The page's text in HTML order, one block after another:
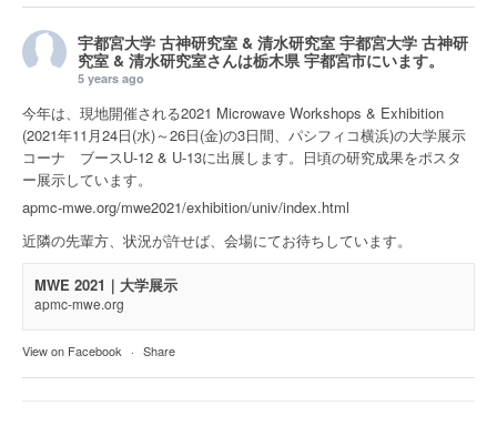
宇都宮大学 古神研究室 & 清水研究室 宇都宮大学 古神研
究室 & 清水研究室さんは栃木県 宇都宮市にいます。
5 years ago
今年は、現地開催される2021 Microwave Workshops & Exhibition
(2021年11月24日(水)～26日(金)の3日間、パシフィコ横浜)の大学展示
コーナ ブースU-12 & U-13に出展します。日頃の研究成果をポスタ
ー展示しています。
apmc-mwe.org/mwe2021/exhibition/univ/index.html
近隣の先輩方、状況が許せば、会場にてお待ちしています。
MWE 2021｜大学展示
apmc-mwe.org
View on Facebook · Share